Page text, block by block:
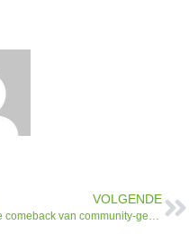
VOLGENDE
De comeback van community-gedreven cryptoprojecten